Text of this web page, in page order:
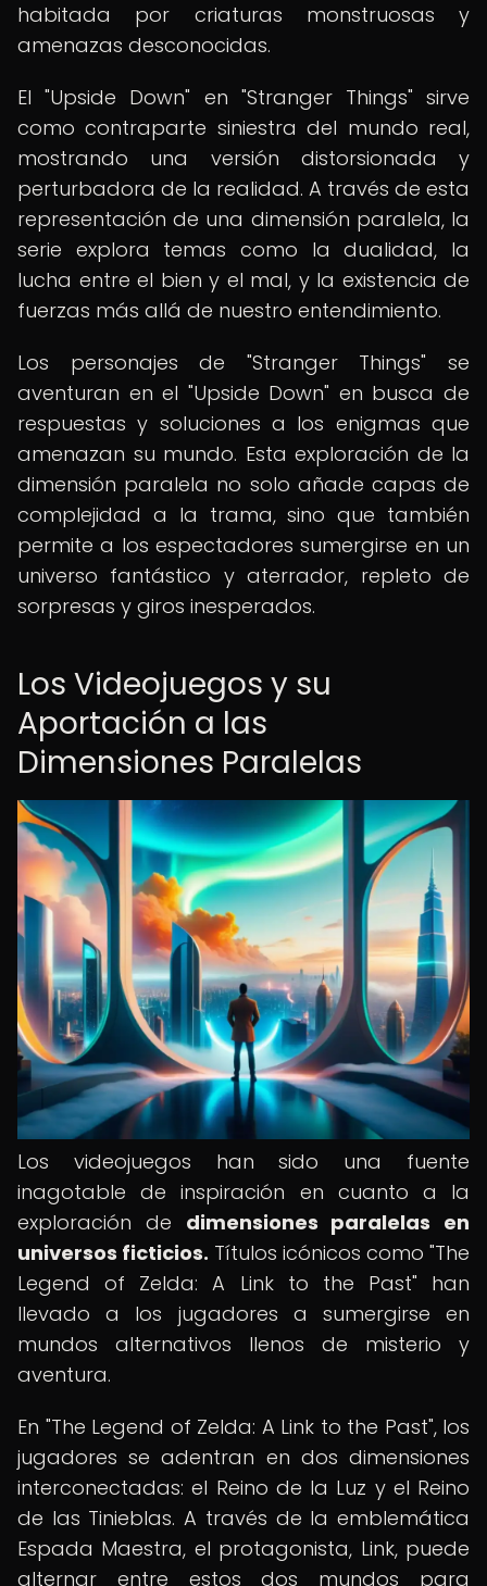
habitada por criaturas monstruosas y
amenazas desconocidas.
El "Upside Down" en "Stranger Things" sirve
como contraparte siniestra del mundo real,
mostrando una versión distorsionada y
perturbadora de la realidad. A través de esta
representación de una dimensión paralela, la
serie explora temas como la dualidad, la
lucha entre el bien y el mal, y la existencia de
fuerzas más allá de nuestro entendimiento.
Los personajes de "Stranger Things" se
aventuran en el "Upside Down" en busca de
respuestas y soluciones a los enigmas que
amenazan su mundo. Esta exploración de la
dimensión paralela no solo añade capas de
complejidad a la trama, sino que también
permite a los espectadores sumergirse en un
universo fantástico y aterrador, repleto de
sorpresas y giros inesperados.
Los Videojuegos y su
Aportación a las
Dimensiones Paralelas
Los videojuegos han sido una fuente
inagotable de inspiración en cuanto a la
exploración de dimensiones paralelas en
universos ficticios. Títulos icónicos como "The
Legend of Zelda: A Link to the Past" han
llevado a los jugadores a sumergirse en
mundos alternativos llenos de misterio y
aventura.
En "The Legend of Zelda: A Link to the Past", los
jugadores se adentran en dos dimensiones
interconectadas: el Reino de la Luz y el Reino
de las Tinieblas. A través de la emblemática
Espada Maestra, el protagonista, Link, puede
alternar entre estos dos mundos para